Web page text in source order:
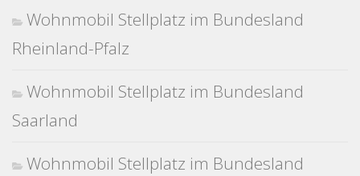
Wohnmobil Stellplatz im Bundesland
Rheinland-Pfalz
Wohnmobil Stellplatz im Bundesland
Saarland
Wohnmobil Stellplatz im Bundesland